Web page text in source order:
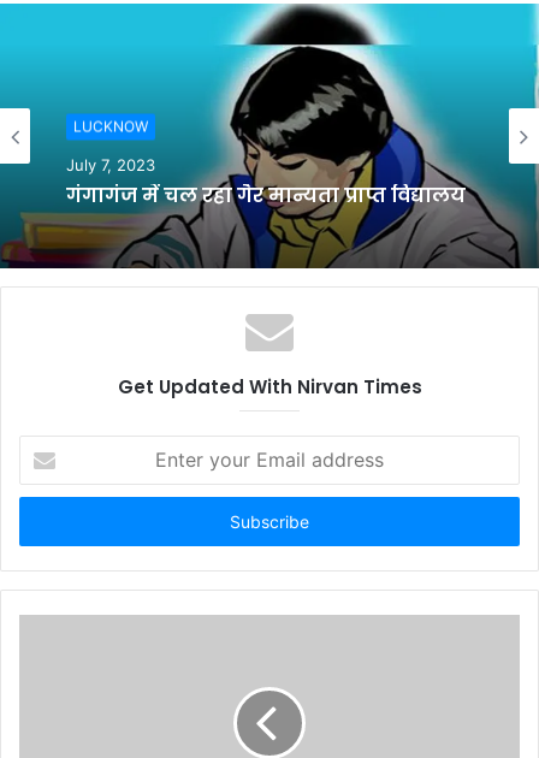
LUCKNOW
July 7, 2023
गंगागंज में चल रहा गैर मान्यता प्राप्त विद्यालय
Get Updated With Nirvan Times
your
Email